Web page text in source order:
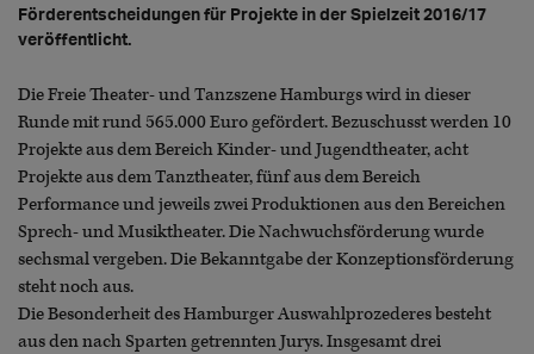
Förderentscheidungen für Projekte in der Spielzeit 2016/17
veröffentlicht.
Die Freie Theater- und Tanzszene Hamburgs wird in dieser
Runde mit rund 565.000 Euro gefördert. Bezuschusst werden 10
Projekte aus dem Bereich Kinder- und Jugendtheater, acht
Projekte aus dem Tanztheater, fünf aus dem Bereich
Performance und jeweils zwei Produktionen aus den Bereichen
Sprech- und Musiktheater. Die Nachwuchsförderung wurde
sechsmal vergeben. Die Bekanntgabe der Konzeptionsförderung
steht noch aus.
Die Besonderheit des Hamburger Auswahlprozederes besteht
aus den nach Sparten getrennten Jurys. Insgesamt drei